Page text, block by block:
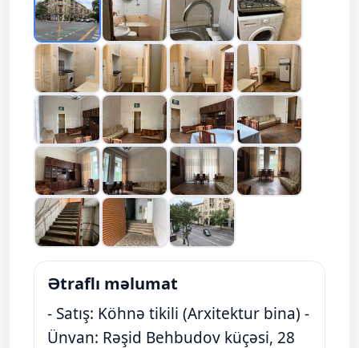
Ətraflı məlumat
- Satış: Köhnə tikili (Arxitektur bina) -
Ünvan: Rəşid Behbudov küçəsi, 28